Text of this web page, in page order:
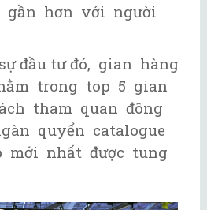
gần hơn với người
đầu tư đó, gian hàng
trong top 5 gian
tham quan đông
quyển catalogue
mới nhất được tung